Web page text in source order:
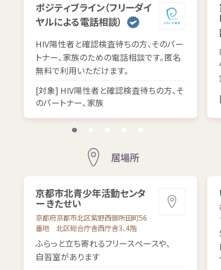
ポジティブライン（フリーダイ
ヤルによる電話相談）
HIV陽性者と確認検査待ちの方、そのパー
トナー、 家族のための電話相談です。匿名
無料で利用いただけます。
[対象] HIV陽性者と確認検査待ちの方、そ
のパートナー、 家族
居場所
京都市北青少年活動センタ
ー きたせい
京都府京都市北区紫野西御所田町56
番地
北区総合庁舎西庁舎3、4階
ふらっと立ち寄れるフリースペースや、
自習室があります